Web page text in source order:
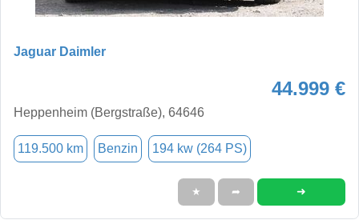
Jaguar Daimler
44.999 €
Heppenheim (Bergstraße), 64646
119.500 km Benzin 194 kw (264 PS)
★ ➦ ➜